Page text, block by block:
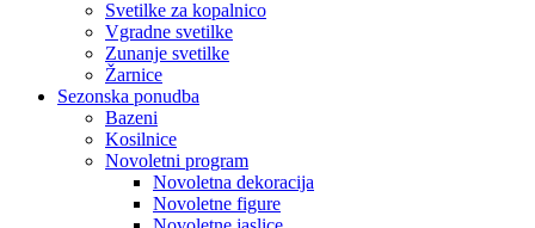
Svetilke za kopalnico
Vgradne svetilke
Zunanje svetilke
Žarnice
Sezonska ponudba
Bazeni
Kosilnice
Novoletni program
Novoletna dekoracija
Novoletne figure